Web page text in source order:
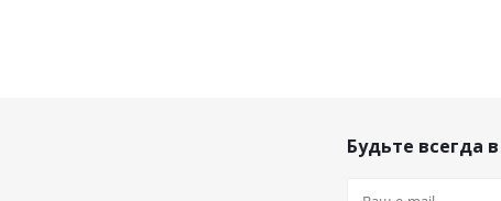
Будьте всегда